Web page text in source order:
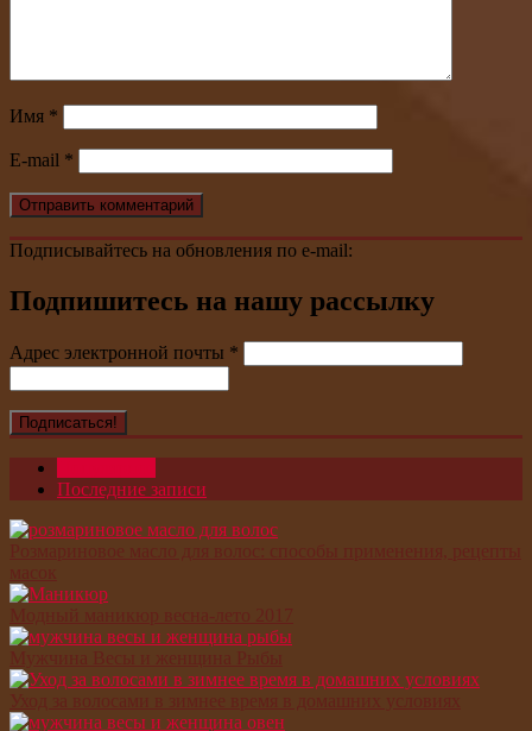
Имя *
E-mail *
Подписывайтесь на обновления по e-mail:
Подпишитесь на нашу рассылку
Адрес электронной почты *
Последние записи
Розмариновое масло для волос: способы применения, рецепты
масок
Модный маникюр весна-лето 2017
Мужчина Весы и женщина Рыбы
Уход за волосами в зимнее время в домашних условиях